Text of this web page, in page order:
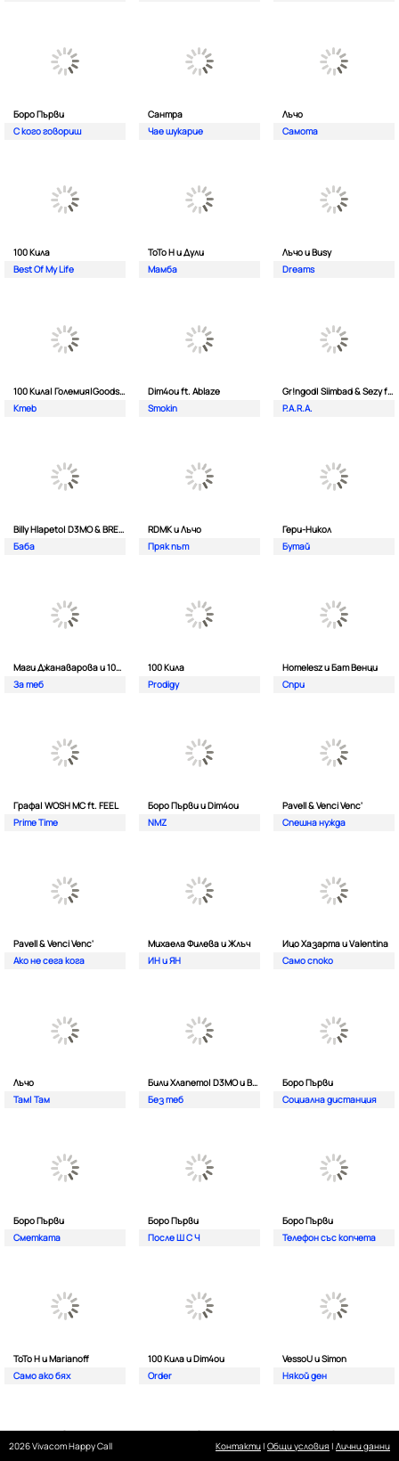
Боро Първи
С кого говориш
Сантра
Чае шукарие
Лъчо
Самота
100 Кила
Best Of My Life
ToTo H и Дули
Мамба
Лъчо и Busy
Dreams
100 Кила| Големия|Goodslav и 2 Лица
Kmeb
Dim4ou ft. Ablaze
Smokin
Gr!ngod| Siimbad & Sezy ft. Djaany
P.A.R.A.
Billy Hlapeto| D3MO & BREVIS
Баба
RDMK и Лъчо
Пряк път
Гери-Никол
Бутай
Маги Джанаварова и 100 Кила
За теб
100 Кила
Prodigy
Homelesz и Бат Венци
Спри
Графа| WOSH MC ft. FEEL
Prime Time
Боро Първи и Dim4ou
NMZ
Pavell & Venci Venc'
Спешна нужда
Pavell & Venci Venc'
Ако не сега кога
Михаела Филева и Жлъч
ИН и ЯН
Ицо Хазарта и Valentina
Само споко
Лъчо
Там| Там
Били Хлапето| D3MO и BREVIS
Без теб
Боро Първи
Социална дистанция
Боро Първи
Сметката
Боро Първи
После Ш С Ч
Боро Първи
Телефон със копчета
ТоТо Н и Marianoff
Само ако бях
100 Кила и Dim4ou
Order
VessoU и Simon
Някой ден
2026 Vivacom Happy Call Контакти| Общи условия | Лични данни